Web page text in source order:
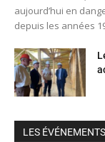
aujourd’hui en
depuis les années
LES